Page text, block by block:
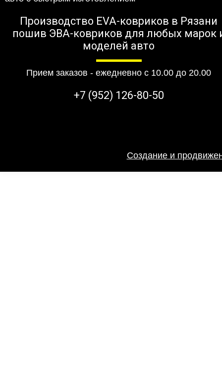
Производство EVA-ковриков в Рязани
пошив ЭВА-ковриков для любых марок
моделей авто
Прием заказов - ежедневно с 10.00 до 20.00
+7 (952) 126-80-50
Создание и